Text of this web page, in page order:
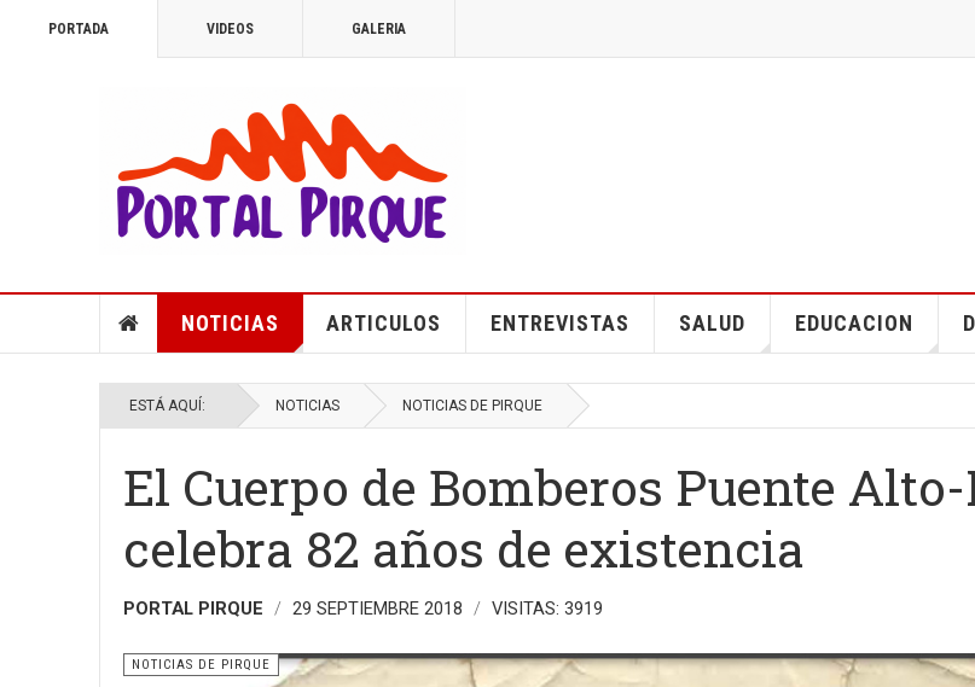
PORTADA VIDEOS GALERIA
NOTICIAS ARTICULOS ENTREVISTAS SALUD EDUCACION
ESTÁ AQUÍ: NOTICIAS NOTICIAS DE PIRQUE
El Cuerpo de Bomberos Puente
celebra 82 años de existencia
PORTAL PIRQUE 29 SEPTIEMBRE 2018 VISITAS: 3919
NOTICIAS DE PIRQUE